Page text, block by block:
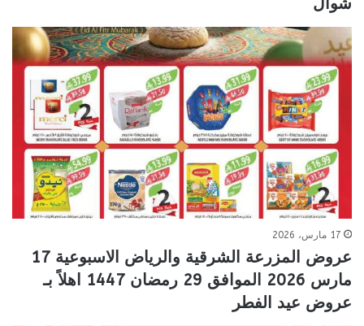
17 مارس، 2026
عروض المزرعة الشرقية والرياض الاسبوعية 17
مارس 2026 الموافق 29 رمضان 1447 اهلاً بـ
عروض عيد الفطر